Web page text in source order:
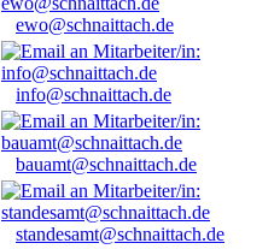
ewo@schnaittach.de
info@schnaittach.de
bauamt@schnaittach.de
standesamt@schnaittach.de